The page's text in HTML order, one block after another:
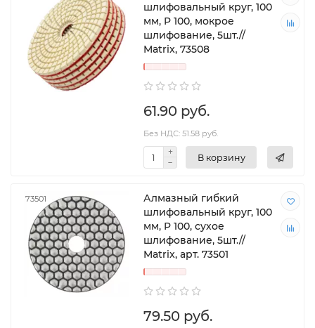
шлифовальный круг, 100
мм, P 100, мокрое
шлифование, 5шт.//
Matrix, 73508
61.90 руб.
Без НДС: 51.58 руб.
В корзину
73501
Алмазный гибкий
шлифовальный круг, 100
мм, P 100, сухое
шлифование, 5шт.//
Matrix, арт. 73501
79.50 руб.